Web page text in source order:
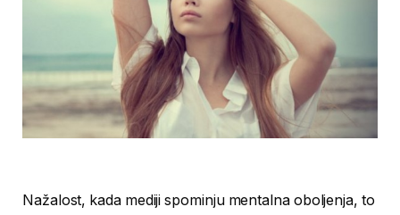
Nažalost, kada mediji spominju mentalna oboljenja, to